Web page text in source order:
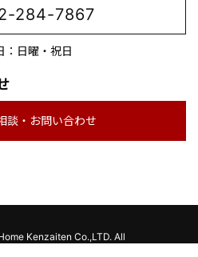
284-7867
日曜・祝日
談・お問い合わせ
Kenzaiten Co.,LTD. All